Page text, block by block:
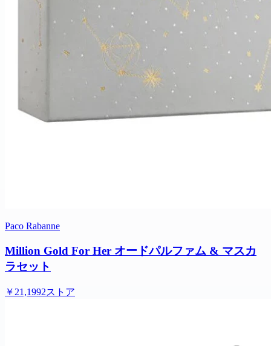
Paco Rabanne
Million Gold For Her オードパルファム & マスカ
ラセット
￥21,1992ストア